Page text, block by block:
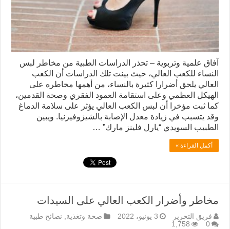
آفاق علمية وتربوية – تحذر الدراسات الطبية من مخاطر لبس
النساء للكعب العالي، حيث بينت تلك الدراسات أن الكعب
العالي يلحق أضرارا كثيرة بالنساء، من أهمها مخاطره على
الهيكل العظمي وعلى استقامة العمود الفقري وصحة القدمين،
كما ثبت مؤخرا أن لبس الكعب العالي يؤثر على سلامة الدماغ
وقد يتسبب في زيادة معدل الإصابة بالشيزوفيرنيا. ويبين
الطبيب السويدي “يارل فلينز مارك” …
أكمل القراءة »
مخاطر وأضرار الكعب العالي على السيدات
فريق التحرير 3 يونيو، 2022 صحة وتغذية, نصائح طبية
0
1,758